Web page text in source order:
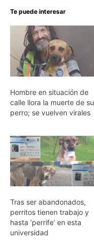
Te puede interesar
Hombre en situación de
calle llora la muerte de su
perro; se vuelven virales
Tras ser abandonados,
perritos tienen trabajo y
hasta ‘perrife’ en esta
universidad